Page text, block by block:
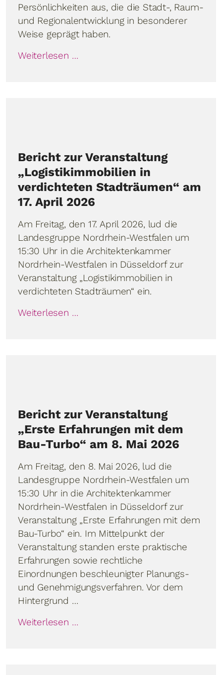
Persönlichkeiten aus, die die Stadt-, Raum-
und Regionalentwicklung in besonderer
Weise geprägt haben.
Weiterlesen …
Bericht zur Veranstaltung
„Logistikimmobilien in
verdichteten Stadträumen“ am
17. April 2026
Am Freitag, den 17. April 2026, lud die
Landesgruppe Nordrhein-Westfalen um
15:30 Uhr in die Architektenkammer
Nordrhein-Westfalen in Düsseldorf zur
Veranstaltung „Logistikimmobilien in
verdichteten Stadträumen“ ein.
Weiterlesen …
Bericht zur Veranstaltung
„Erste Erfahrungen mit dem
Bau-Turbo“ am 8. Mai 2026
Am Freitag, den 8. Mai 2026, lud die
Landesgruppe Nordrhein-Westfalen um
15:30 Uhr in die Architektenkammer
Nordrhein-Westfalen in Düsseldorf zur
Veranstaltung „Erste Erfahrungen mit dem
Bau-Turbo“ ein. Im Mittelpunkt der
Veranstaltung standen erste praktische
Erfahrungen sowie rechtliche
Einordnungen beschleunigter Planungs-
und Genehmigungsverfahren. Vor dem
Hintergrund …
Weiterlesen …